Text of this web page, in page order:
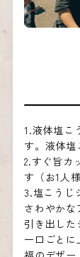
1.液体塩こ
す。液体塩
2.すぐ旨カ
す（お1人
3.塩こうじ
さわやかな
引き出した
一口ごとに